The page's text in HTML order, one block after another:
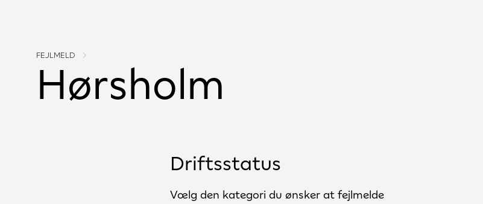
FEJLMELD
Hørsholm
Driftsstatus
Vælg den kategori du ønsker at fejlmelde